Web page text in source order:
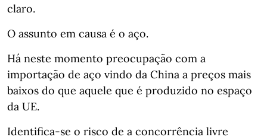
claro.
O assunto em causa é o aço.
Há neste momento preocupação com a
importação de aço vindo da China a preços mais
baixos do que aquele que é produzido no espaço
da UE.
Identifica-se o risco de a concorrência livre